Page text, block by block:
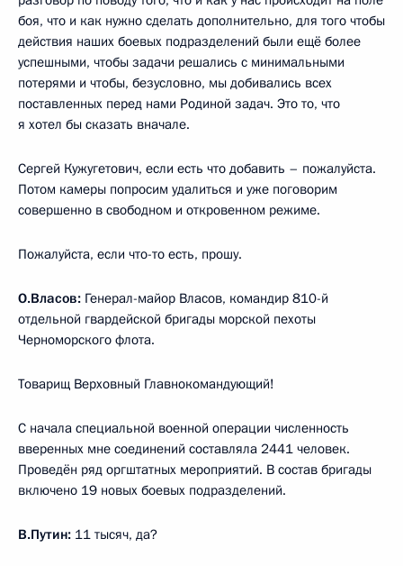
боя, что и как нужно сделать дополнительно, для того чтобы
действия наших боевых подразделений были ещё более
успешными, чтобы задачи решались с минимальными
потерями и чтобы, безусловно, мы добивались всех
поставленных перед нами Родиной задач. Это то, что
я хотел бы сказать вначале.
Сергей Кужугетович, если есть что добавить – пожалуйста.
Потом камеры попросим удалиться и уже поговорим
совершенно в свободном и откровенном режиме.
Пожалуйста, если что-то есть, прошу.
О.Власов: Генерал-майор Власов, командир 810-й
отдельной гвардейской бригады морской пехоты
Черноморского флота.
Товарищ Верховный Главнокомандующий!
С начала специальной военной операции численность
вверенных мне соединений составляла 2441 человек.
Проведён ряд оргштатных мероприятий. В состав бригады
включено 19 новых боевых подразделений.
В.Путин: 11 тысяч, да?